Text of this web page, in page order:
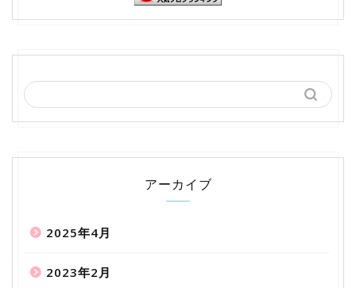
アーカイブ
2025年4月
2023年2月